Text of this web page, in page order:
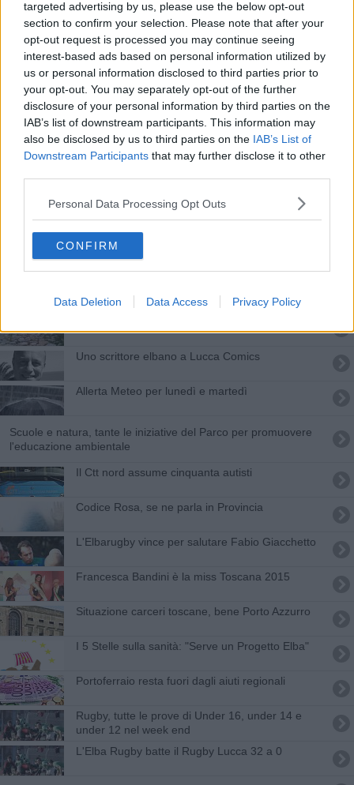
targeted advertising by us, please use the below opt-out
section to confirm your selection. Please note that after your
opt-out request is processed you may continue seeing
interest-based ads based on personal information utilized by
us or personal information disclosed to third parties prior to
your opt-out. You may separately opt-out of the further
disclosure of your personal information by third parties on the
IAB’s list of downstream participants. This information may
also be disclosed by us to third parties on the IAB’s List of
Downstream Participants that may further disclose it to other
Personal Data Processing Opt Outs
CONFIRM
Data Deletion Data Access Privacy Policy
Venti in arrivo, scatta l'allerta meteo
Sulla pelle delle donne, esperti a confronto
Lo Stato rimborsa 118mila euro a Marciana
Marina
L'Elba ha festeggiato la Repubblica
Cosa sarebbe la Toscana senza la costa?
Il Sì vince in Toscana ma non in tutte le province
Lions, solidarietà e auguri natalizi
Ancora troppo inquinate le foci dei fiumi
Uno scrittore elbano a Lucca Comics
Allerta Meteo per lunedì e martedì
Scuole e natura, tante le iniziative del Parco per promuovere
l'educazione ambientale
Il Ctt nord assume cinquanta autisti
Codice Rosa, se ne parla in Provincia
L'Elbarugby vince per salutare Fabio Giacchetto
Francesca Bandini è la miss Toscana 2015
Situazione carceri toscane, bene Porto Azzurro
I 5 Stelle sulla sanità: "Serve un Progetto Elba"
Portoferraio resta fuori dagli aiuti regionali
Rugby, tutte le prove di Under 16, under 14 e
under 12 nel week end
L'Elba Rugby batte il Rugby Lucca 32 a 0